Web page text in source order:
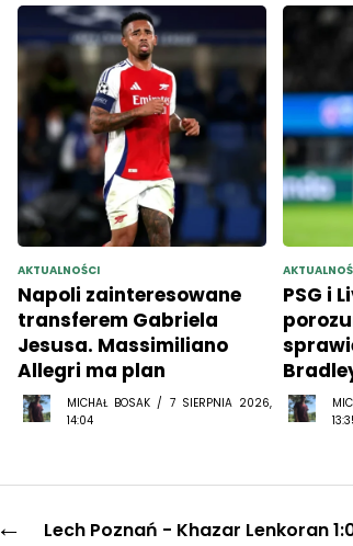
AKTUALNOŚCI
Napoli zainteresowane
transferem Gabriela
Jesusa. Massimiliano
Allegri ma plan
MICHAŁ BOSAK / 7 SIERPNIA 2026,
14:04
PSG i
← Lech Poznań - Khazar Lenkoran